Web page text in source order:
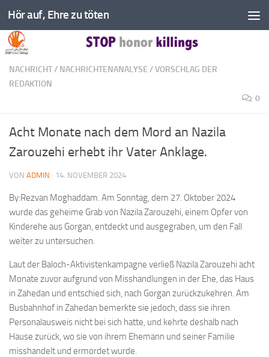
Zum Inhalt springen
Hör auf, Ehre zu töten
NACHRICHT/ NACHRICHTENANALYSE /VORSCHLAG DER
REDAKTION
0
Acht Monate nach dem Mord an Nazila
Zarouzehi erhebt ihr Vater Anklage.
VON ADMIN · 14. NOVEMBER 2024
By:Rezvan Moghaddam. Am Sonntag, dem 27. Oktober 2024
wurde das geheime Grab von Nazila Zarouzehi, einem Opfer von
Kinderehe aus Gorgan, entdeckt und ausgegraben, um den Fall
weiter zu untersuchen.
Laut der Baloch-Aktivistenkampagne verließ Nazila Zarouzehi acht
Monate zuvor aufgrund von Misshandlungen in der Ehe, das Haus
in Zahedan und entschied sich, nach Gorgan zurückzukehren. Am
Busbahnhof in Zahedan bemerkte sie jedoch, dass sie ihren
Personalausweis nicht bei sich hatte, und kehrte deshalb nach
Hause zurück, wo sie von ihrem Ehemann und seiner Familie
misshandelt und ermordet wurde.